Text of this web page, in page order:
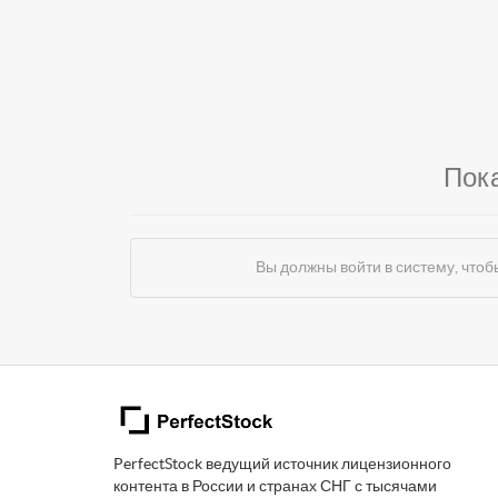
Вы должны войти в систему,
PerfectStock ведущий источник лицензионного
контента в России и странах СНГ с тысячами